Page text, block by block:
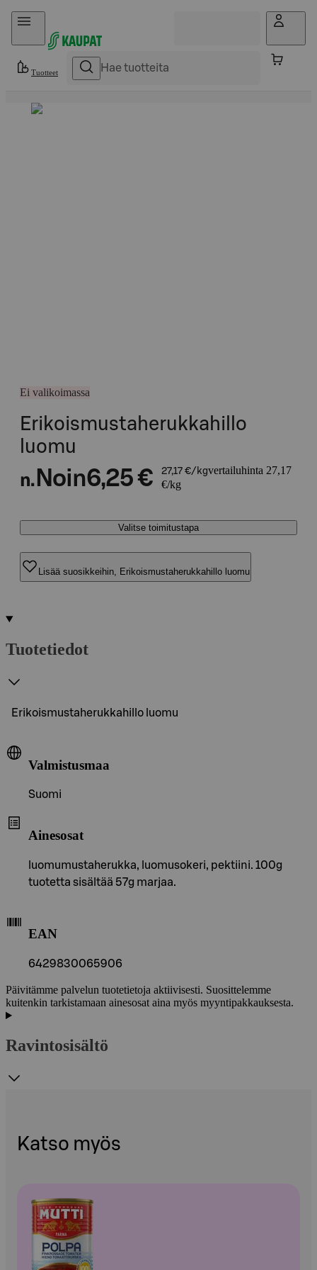
Hyppää sisältöön
Tuotteet
Ei valikoimassa
Erikoismustaherukkahillo
luomu
n. Noin6,25 € 27,17 €/kgvertailuhinta 27,17
€/kg
Valitse toimitustapa
Lisää suosikkeihin, Erikoismustaherukkahillo luomu
Tuotetiedot
Erikoismustaherukkahillo luomu
Valmistusmaa
Suomi
Ainesosat
luomumustaherukka, luomusokeri, pektiini. 100g
tuotetta sisältää 57g marjaa.
EAN
6429830065906
Päivitämme palvelun tuotetietoja aktiivisesti. Suosittelemme
kuitenkin tarkistamaan ainesosat aina myös myyntipakkauksesta.
Ravintosisältö
Katso myös